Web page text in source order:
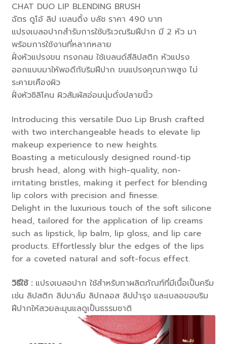
CHAT DUO LIP BLENDING BRUSH
ฉัตร ดูโอ้ ลิป เบลนดิ้ง บลัช ราคา 490 บาท
แปรงเบลอปากสำรับการใช้บริเวณริมฝีปาก มี 2 หัว มา
พร้อมการใช้งานที่หลากหลาย
ฝั่งหัวแปรงขน ทรงกลม ใช้เบลนด์สีลิปสติก หัวแปรง
ออกแบบมาให้พอดีกับริมฝีปาก ขนแปรงคุณภาพสูง ไม่
ระคายเคืองผิว
ฝั่งหัวซิลิโคน ผิวสัมผัสอ่อนนุ่มดั่งปลายนิ้ว
Introducing this versatile Duo Lip Brush crafted
with two interchangeable heads to elevate lip
makeup experience to new heights.
Boasting a meticulously designed round-tip
brush head, along with high-quality, non-
irritating bristles, making it perfect for blending
lip colors with precision and finesse.
Delight in the luxurious touch of the soft silicone
head, tailored for the application of lip creams
such as lipstick, lip balm, lip gloss, and lip care
products. Effortlessly blur the edges of the lips
for a coveted natural and soft-focus effect.
วิธีใช้ : แปรงเบลอปาก ใช้สำหรับทาผลิตภัณฑ์ที่มีเนื้อเป็นครีม
เช่น ลิปสติก ลิปบาล์ม ลิปกลอส ลิปบำรุง และเบลอขอบริม
ฝีปากให้สวยละมุนแลดูเป็นธรรมชาติ